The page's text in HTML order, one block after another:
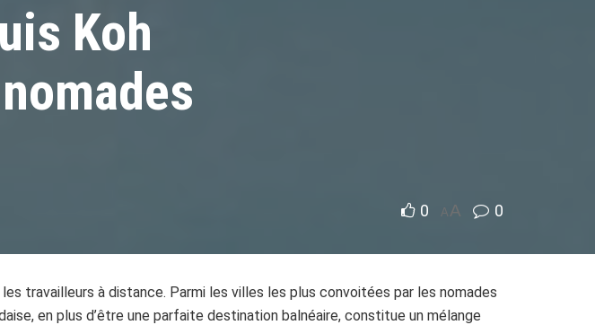
Koh
0 A A 0
travailleurs à distance. Parmi les villes les plus convoitées par les nomades
en plus d’être une parfaite destination balnéaire, constitue un mélange